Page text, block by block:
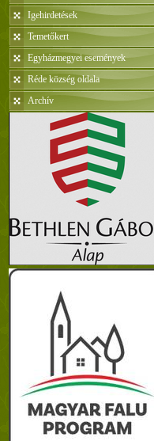
Igehirdetések
Temetőkert
Egyházmegyei események
Réde község oldala
Archív